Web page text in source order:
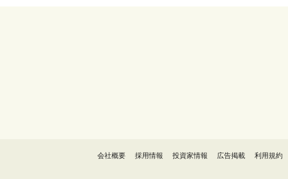
会社概要 採用情報 投資家情報 広告掲載 利用規約